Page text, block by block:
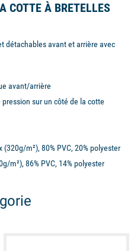
COTTE À BRETELLES
détachables avant et arrière avec
avant/arrière
sur un côté de la cotte
m²), 80% PVC, 20% polyester
m²), 86% PVC, 14% polyester